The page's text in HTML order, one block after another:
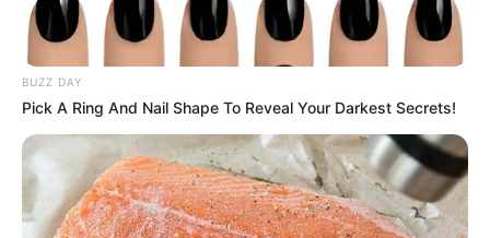
BUZZ DAY
Pick A Ring And Nail Shape To Reveal Your Darkest Secrets!